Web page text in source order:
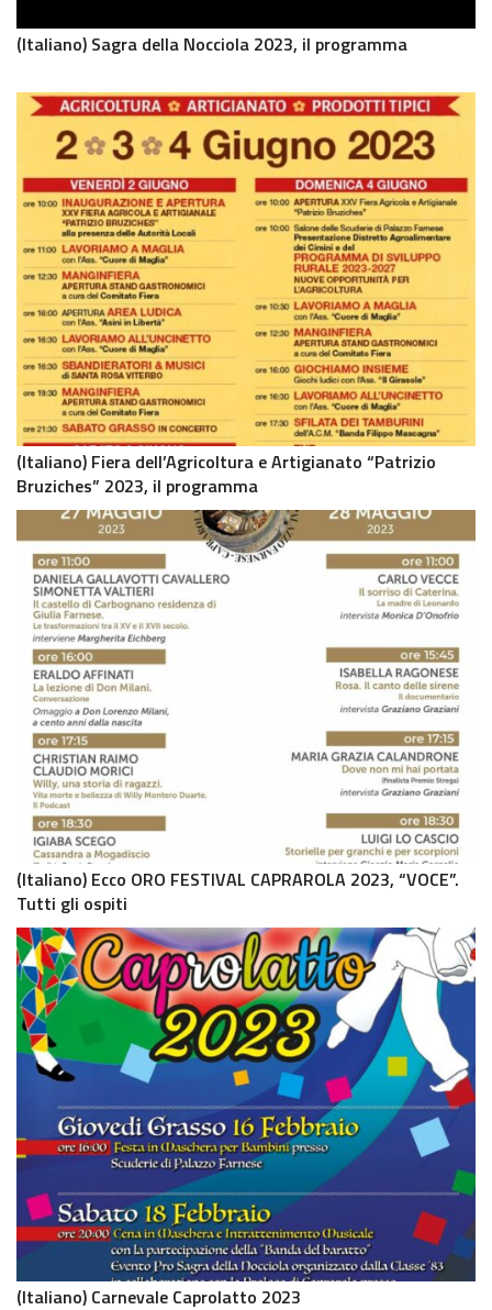
(Italiano) Sagra della Nocciola 2023, il programma
(Italiano) Fiera dell’Agricoltura e Artigianato “Patrizio
Bruziches” 2023, il programma
(Italiano) Ecco ORO FESTIVAL CAPRAROLA 2023, “VOCE”.
Tutti gli ospiti
(Italiano) Carnevale Caprolatto 2023